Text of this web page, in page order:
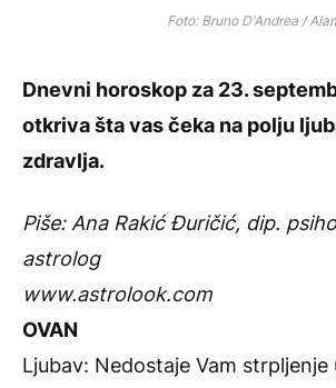
Foto: Bruno D'Andrea /
Dnevni horoskop za 23.
otkriva šta vas čeka na polju
zdravlja.
Piše: Ana Rakić Đuričić, dip.
astrolog
www.astrolook.com
OVAN
Ljubav: Nedostaje Vam strpljenje